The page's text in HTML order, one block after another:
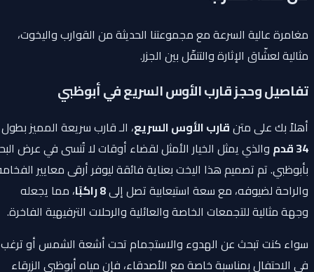
مغامرة عالية السرعة مع مجموعتنا الحديثة من القوارب واليخوت،
مثالية لعشّاق الإثارة والتنقّل بين الجزر.
تفاصيل وحجز قارب الأوس السريع في أبوظبي
أهلاً بك على متنقارب الأوس السريع، الـ قارب سريعة المميز بطول
34 قدم
والذي يمثل الخيار الأمثل لقضاء أوقات لا تُنسى في عرض البحر
بأبوظبي. تم تصميم هذا اليخت بعناية فائقة ليوفر أرقى معايير الفخامة
والراحة لضيوفه، مع سعة استيعابية تصل إلى8 راكبًا
، مما يجعله
وجهة مثالية للتجمعات الخاصة والعائلية والرحلات الترفيهية الفاخرة.
سواء كنت تبحث عن الهدوء والاستجمام تحت أشعة الشمس أو ترغب
في الاحتفال بمناسبة خاصة مع الأصدقاء، فإن مياه أبوظبي الزرقاء